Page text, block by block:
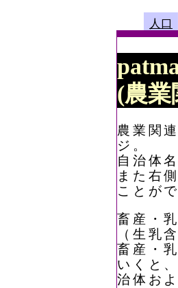
人口
(農業
農業関
ジ。
自治体
また右
ことが
畜産・
（生乳
畜産・
いくと
治体お